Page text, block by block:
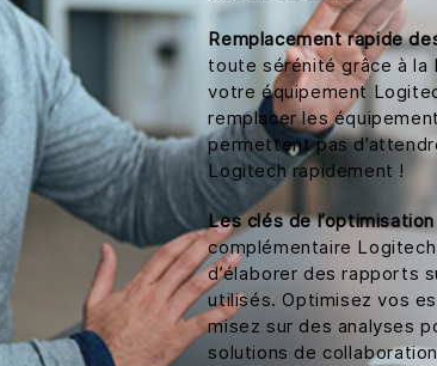
Remplacement rapide
toute sérénité grâce à la
votre équipement
remplacer les
permettent pas
Logitech rapidement !
Les clés de
complémentaire
d’élaborer des rapports
utilisés. Optimisez vos
misez sur des analyses
solutions de